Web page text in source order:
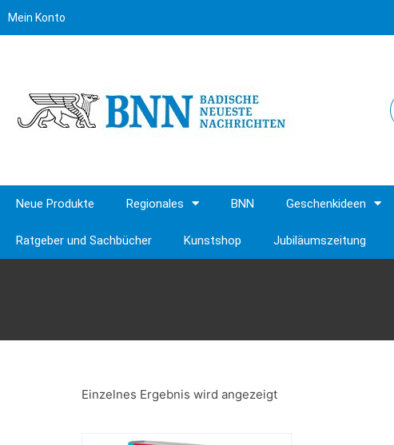
Mein Konto
Neue Produkte Regionales BNN Geschenkideen
Ratgeber und Sachbücher Kunstshop Jubiläumszeitung
Einzelnes Ergebnis wird angezeigt